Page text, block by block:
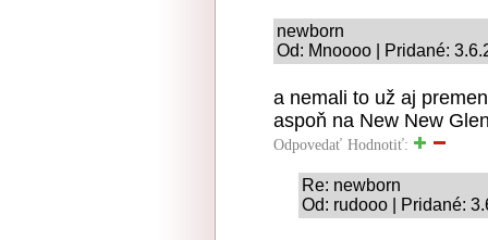
newborn
Od: Mnoooo | Pridané:
a nemali to už aj
aspoň na New New
Odpovedať Hodnotiť:
Re: newborn
Od: rudooo | Pridané: